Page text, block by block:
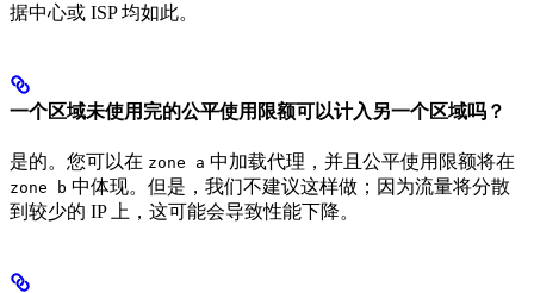
据中心或 ISP 均如此。
一个区域未使用完的公平使用限额可以计入另一个区域吗？
是的。您可以在 zone a 中加载代理，并且公平使用限额将在
zone b 中体现。但是，我们不建议这样做；因为流量将分散
到较少的 IP 上，这可能会导致性能下降。